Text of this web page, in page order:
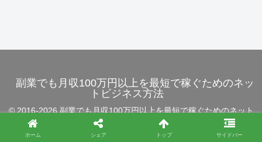
副業でも月収100万円以上を最短で稼ぐためのネッ
トビジネス方法
© 2016-2026 副業でも月収100万円以上を最短で稼ぐためのネット
ホーム シェア トップ サイドバー